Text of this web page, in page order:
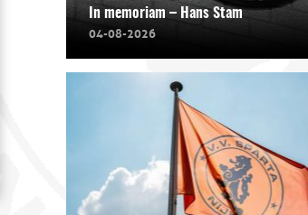
In memoriam – Hans Stam
04-08-2026